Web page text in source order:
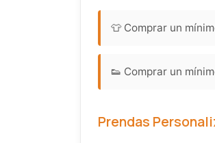
👕 Comprar un
👟 Comprar un
Prendas